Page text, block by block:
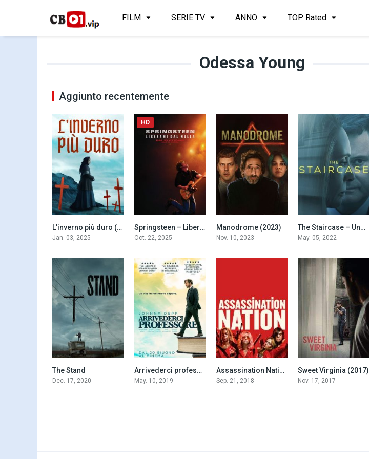
FILM SERIE TV ANNO TOP Rated
Odessa Young
Aggiunto recentemente
5.7L’inverno più duro (2025)
Jan. 03, 2025
6.9
HD
Springsteen – Liberami dal nulla (2025)
Oct. 22, 2025
4.8
Manodrome (2023)
Nov. 10, 2023
7.5
The Staircase – Una morte sospetta
May. 05, 2022
The Stand
Dec. 17, 2020
6.7
Arrivederci professore (2019)
May. 10, 2019
5.9
Assassination Nation (2018)
Sep. 21, 2018
6.2
Sweet Virginia (2017)
Nov. 17, 2017